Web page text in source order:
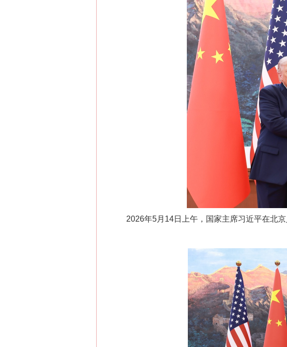
2026年5月14日上午，国家主席习近平在北京